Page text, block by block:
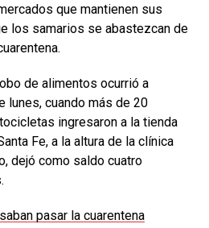
que mantienen sus
los samarios se abastezcan de
de alimentos ocurrió a
lunes, cuando más de 20
ingresaron a la tienda
Fe, a la altura de la clínica
dejó como saldo cuatro
pasar la cuarentena